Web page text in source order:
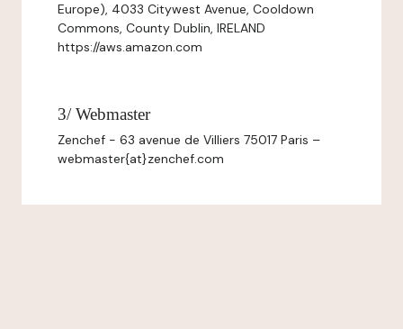
Europe), 4033 Citywest Avenue, Cooldown
Commons, County Dublin, IRELAND
https://aws.amazon.com
3/ Webmaster
Zenchef - 63 avenue de Villiers 75017 Paris –
webmaster{at}zenchef.com